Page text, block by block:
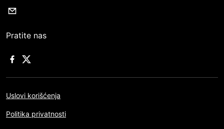
Pratite nas
Uslovi korišćenja
Politika privatnosti